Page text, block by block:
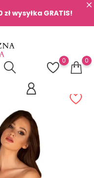
wysyłka GRATIS!
0
0